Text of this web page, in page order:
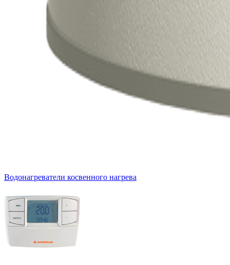
Водонагреватели косвенного нагрева